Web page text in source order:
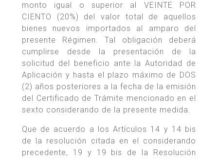
monto igual o superior al VEINTE POR
CIENTO (20%) del valor total de aquellos
bienes nuevos importados al amparo del
presente Régimen. Tal obligación deberá
cumplirse desde la presentación de la
solicitud del beneficio ante la Autoridad de
Aplicación y hasta el plazo máximo de DOS
(2) años posteriores a la fecha de la emisión
del Certificado de Trámite mencionado en el
sexto considerando de la presente medida.
Que de acuerdo a los Artículos 14 y 14 bis
de la resolución citada en el considerando
precedente, 19 y 19 bis de la Resolución